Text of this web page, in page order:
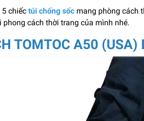
chiếc túi chống sốc mang phòng cách
phong cách thời trang của mình nhé.
TOMTOC A50 (USA)